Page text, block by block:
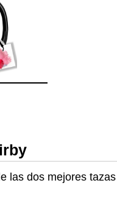
las dos mejores